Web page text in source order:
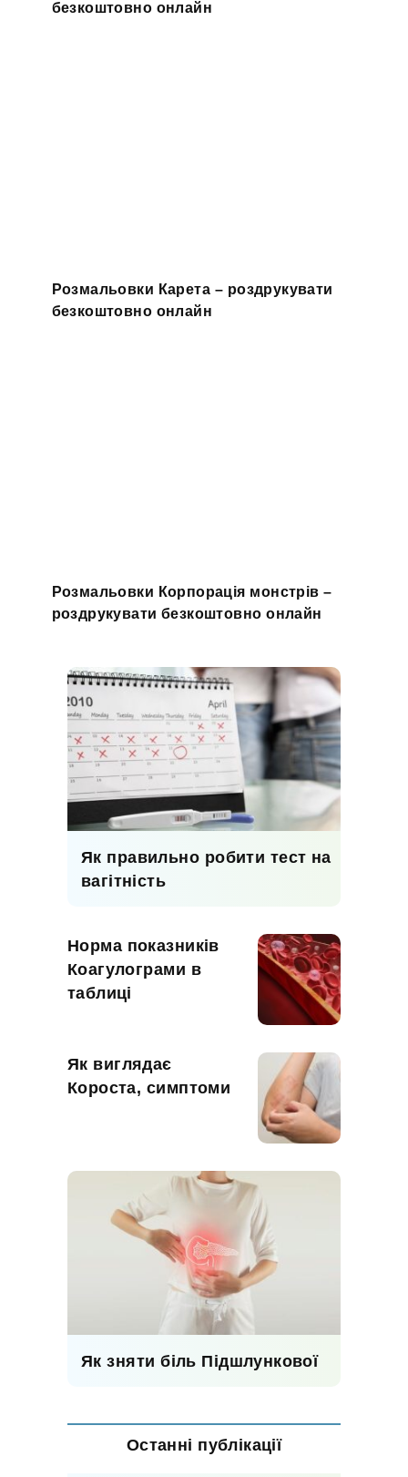
безкоштовно онлайн
Розмальовки Карета – роздрукувати
безкоштовно онлайн
Розмальовки Корпорація монстрів –
роздрукувати безкоштовно онлайн
Як правильно робити тест на
вагітність
Норма показників
Коагулограми в
таблиці
Як виглядає
Короста, симптоми
Як зняти біль Підшлункової
Останні публікації